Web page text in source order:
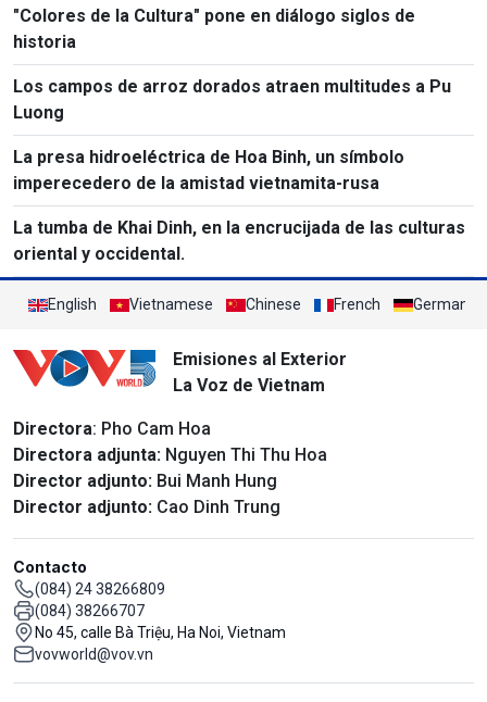
"Colores de la Cultura" pone en diálogo siglos de
historia
Los campos de arroz dorados atraen multitudes a Pu
Luong
La presa hidroeléctrica de Hoa Binh, un símbolo
imperecedero de la amistad vietnamita-rusa
La tumba de Khai Dinh, en la encrucijada de las culturas
oriental y occidental.
English Vietnamese Chinese French German
Emisiones al Exterior
La Voz de Vietnam
Directora: Pho Cam Hoa
Directora adjunta: Nguyen Thi Thu Hoa
Director adjunto: Bui Manh Hung
Director adjunto: Cao Dinh Trung
Contacto
(084) 24 38266809
(084) 38266707
No 45, calle Bà Triệu, Ha Noi, Vietnam
vovworld@vov.vn